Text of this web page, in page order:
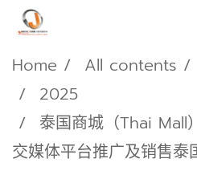
Home All contents
2025
泰国商城（Thai Mall
交媒体平台推广及销售泰